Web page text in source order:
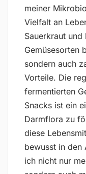
meiner
Vielfalt an
Sauerkraut
Gemüsesorten
sondern auch
Vorteile. Die
fermentierten
Snacks ist ein
Darmflora zu
diese
bewusst in den
ich nicht nur